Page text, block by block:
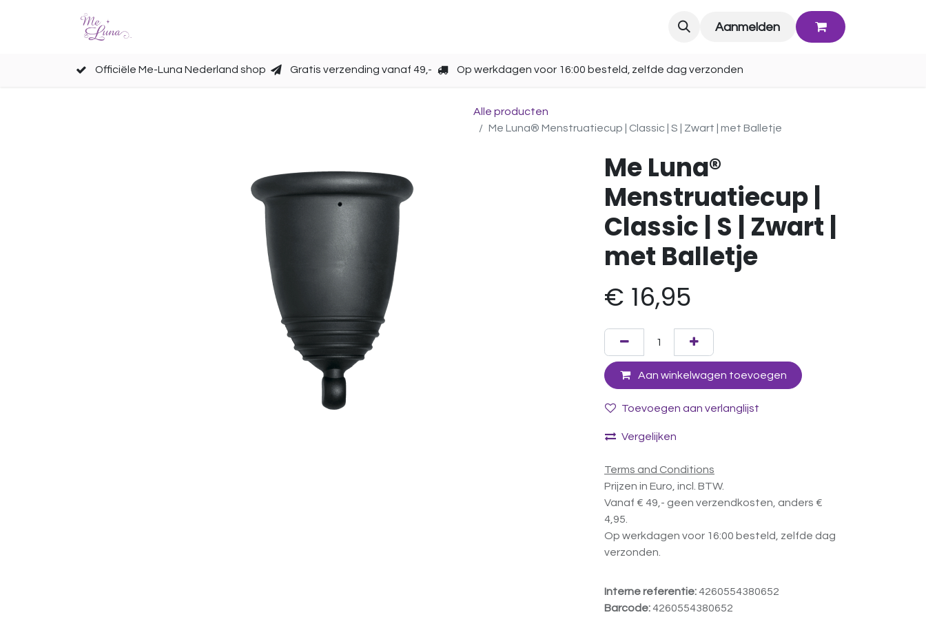
Aanmelden
Officiële Me-Luna Nederland shop Gratis verzending vanaf 49,- Op werkdagen voor 16:00 besteld, zelfde dag verzonden
Alle producten
Me Luna® Menstruatiecup | Classic | S | Zwart | met Balletje
Me Luna®
Menstruatiecup |
Classic | S | Zwart |
met Balletje
€ 16,95
Aan winkelwagen toevoegen
Toevoegen aan verlanglijst
Vergelijken
Terms and Conditions
Prijzen in Euro, incl. BTW.
Vanaf € 49,- geen verzendkosten, anders €
4,95.
Op werkdagen voor 16:00 besteld, zelfde dag
verzonden.
Interne referentie:4260554380652
Barcode:4260554380652